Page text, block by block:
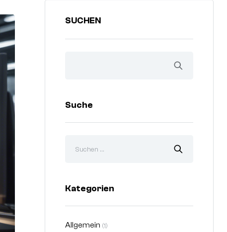
SUCHEN
Suche
Kategorien
Allgemein (1)